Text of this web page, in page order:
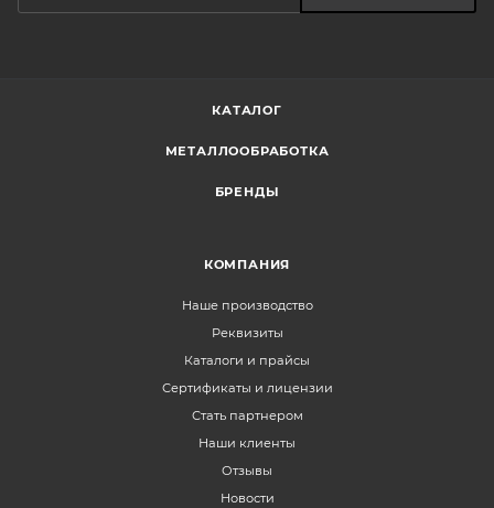
КАТАЛОГ
МЕТАЛЛООБРАБОТКА
БРЕНДЫ
КОМПАНИЯ
Наше производство
Реквизиты
Каталоги и прайсы
Сертификаты и лицензии
Стать партнером
Наши клиенты
Отзывы
Новости